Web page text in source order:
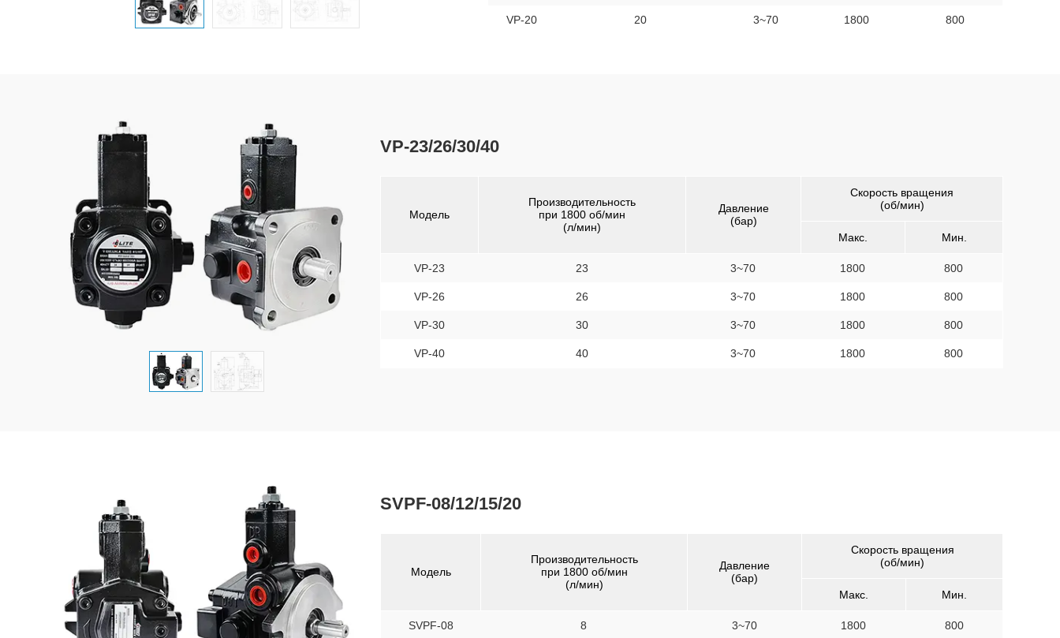
VP-20 20 3~70 1800 800
VP-23/26/30/40
Модель
Производительность
при 1800 об/мин
(л/мин)
Давление
(бар)
Скорость вращения
(об/мин)
Макс. Мин.
VP-23 23 3~70 1800 800
VP-26 26 3~70 1800 800
VP-30 30 3~70 1800 800
VP-40 40 3~70 1800 800
SVPF-08/12/15/20
Модель
Производительность
при 1800 об/мин
(л/мин)
Давление
(бар)
Скорость вращения
(об/мин)
Макс. Мин.
SVPF-08 8 3~70 1800 800